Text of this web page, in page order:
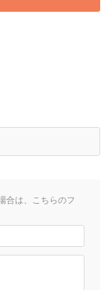
合は、こちらのフ